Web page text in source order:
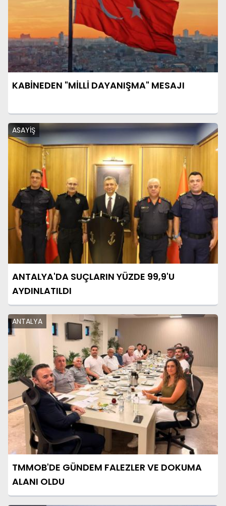
KABİNEDEN "MİLLİ DAYANIŞMA" MESAJI
ASAYİŞ
ANTALYA'DA SUÇLARIN YÜZDE 99,9'U
AYDINLATILDI
ANTALYA
TMMOB'DE GÜNDEM FALEZLER VE DOKUMA
ALANI OLDU